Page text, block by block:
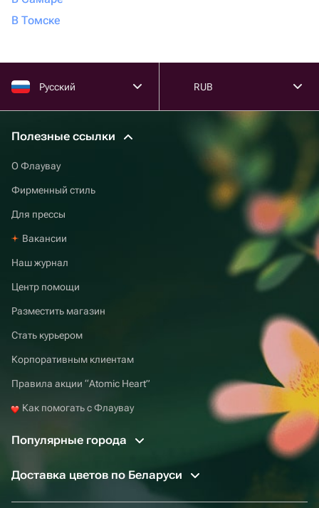
В Томске
Русский RUB
Полезные ссылки
О Флаувау
Фирменный стиль
Для прессы
Вакансии
Наш журнал
Центр помощи
Разместить магазин
Стать курьером
Корпоративным клиентам
Правила акции “Atomic Heart”
Как помогать с Флаувау
Популярные города
Доставка цветов по Беларуси